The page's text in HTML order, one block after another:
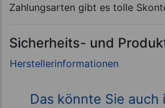
Zahlungsarten gibt es tolle
Sicherheits- und
Das könnte Sie auch